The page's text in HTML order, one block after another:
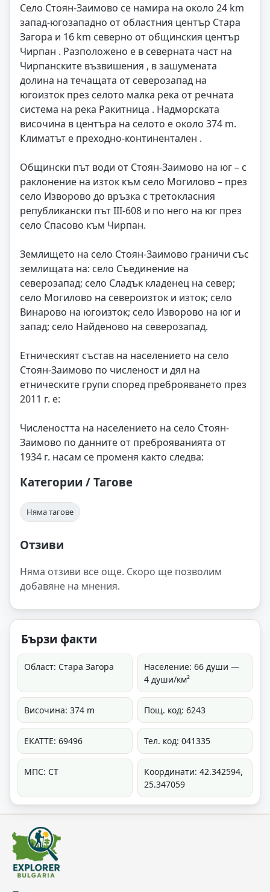
Село Стоян-Заимово се намира на около 24 km
запад-югозападно от областния център Стара
Загора и 16 km северно от общинския център
Чирпан . Разположено е в северната част на
Чирпанските възвишения , в зашумената
долина на течащата от северозапад на
югоизток през селото малка река от речната
система на река Ракитница . Надморската
височина в центъра на селото е около 374 m.
Климатът е преходно-континентален .
Общински път води от Стоян-Заимово на юг – с
раклонение на изток към село Могилово – през
село Изворово до връзка с третокласния
републикански път III-608 и по него на юг през
село Спасово към Чирпан.
Землището на село Стоян-Заимово граничи със
землищата на: село Съединение на
северозапад; село Сладък кладенец на север;
село Могилово на североизток и изток; село
Винарово на югоизток; село Изворово на юг и
запад; село Найденово на северозапад.
Етническият състав на населението на село
Стоян-Заимово по численост и дял на
етническите групи според преброяването през
2011 г. е:
Числеността на населението на село Стоян-
Заимово по данните от преброяванията от
1934 г. насам се променя както следва:
Категории / Тагове
Няма тагове
Отзиви
Няма отзиви все още. Скоро ще позволим
добавяне на мнения.
Бързи факти
Област: Стара Загора
Население: 66 души —
4 души/км²
Височина: 374 m Пощ. код: 6243
ЕКАТТЕ: 69496 Тел. код: 041335
МПС: СТ
Координати: 42.342594,
25.347059